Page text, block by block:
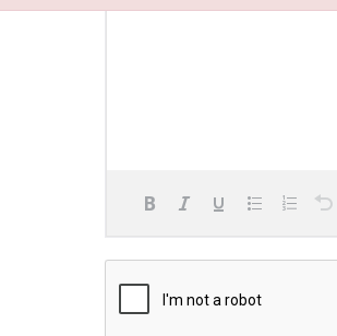
Failed to initialize plugin: wplink